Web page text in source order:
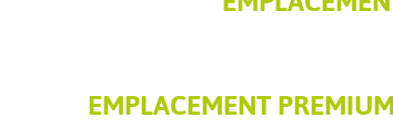
EMPLACEMENT